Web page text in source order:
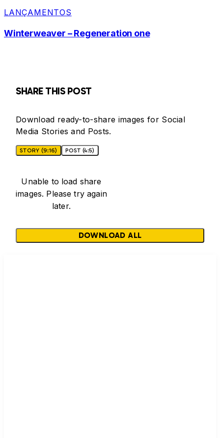
LANÇAMENTOS
Winterweaver – Regeneration one
SHARE THIS POST
Download ready-to-share images for Social
Media Stories and Posts.
STORY (9:16) POST (4:5)
Unable to load share
images. Please try again
later.
DOWNLOAD ALL